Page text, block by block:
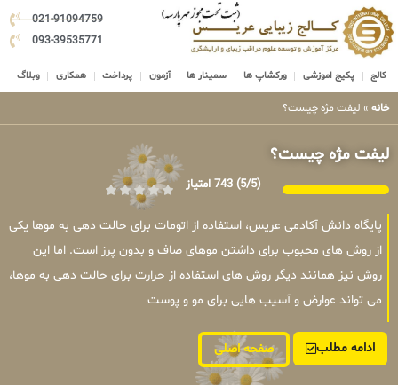
021-91094759
093-39535771
کالج پکیج اموزشی ورکشاپ ها سمینار ها آزمون پرداخت همکاری وبلاگ
خانه » لیفت مژه چیست؟
لیفت مژه چیست؟
(5/5) 743 امتیاز
پایگاه دانش آکادمی عریس، استفاده از اتومات برای حالت دهی به موها یکی
از روش های محبوب برای داشتن موهای صاف و بدون پرز است. اما این
روش نیز همانند دیگر روش های استفاده از حرارت برای حالت دهی به موها،
می تواند عوارض و آسیب هایی برای مو و پوست
ادامه مطلب صفحه اصلی